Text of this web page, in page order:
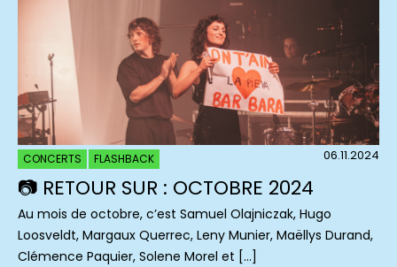
CONCERTS FLASHBACK 06.11.2024
📷 RETOUR SUR : OCTOBRE 2024
Au mois de octobre, c’est Samuel Olajniczak, Hugo
Loosveldt, Margaux Querrec, Leny Munier, Maëllys Durand,
Clémence Paquier, Solene Morel et […]